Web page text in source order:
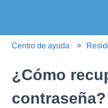
Centro de ayuda
¿Cómo
contraseña?